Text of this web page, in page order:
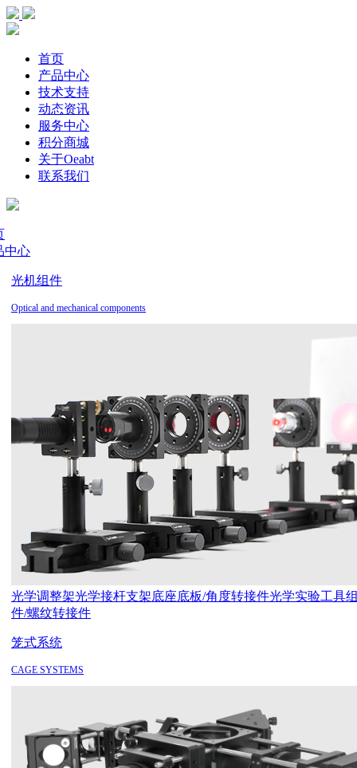
首页
产品中心
技术支持
动态资讯
服务中心
积分商城
关于Oeabt
联系我们
中心
光机组件
Optical and mechanical components
光学调整架光学接杆支架底座底板/角度转接件光学实验工具
件/螺纹转接件
笼式系统
CAGE SYSTEMS